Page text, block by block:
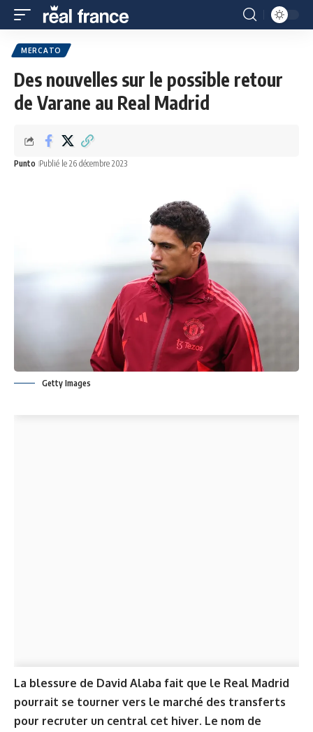
MERCATO
Des nouvelles sur le possible retour
de Varane au Real Madrid
Punto Publié le 26 décembre 2023
Getty Images
La blessure de David Alaba fait que le Real Madrid
pourrait se tourner vers le marché des transferts
pour recruter un central cet hiver. Le nom de